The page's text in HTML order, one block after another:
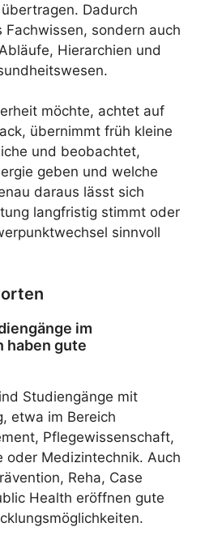
Dadurch
sondern auch
Hierarchien und
möchte, achtet auf
übernimmt früh kleine
und beobachtet,
geben und welche
daraus lässt sich
langfristig stimmt oder
sinnvoll
im
haben gute
Studiengänge mit
etwa im Bereich
Pflegewissenschaft,
oder Medizintechnik. Auch
Reha, Case
Health eröffnen gute